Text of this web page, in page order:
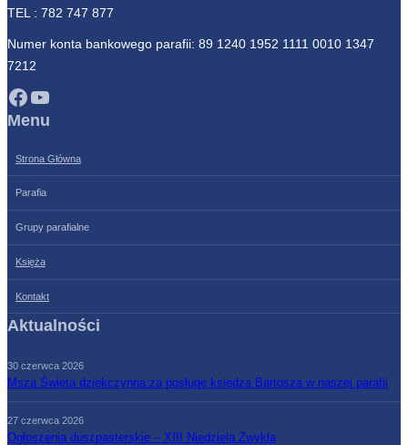
TEL : 782 747 877
Numer konta bankowego parafii: 89 1240 1952 1111 0010 1347
7212
Facebook YouTube
Menu
Strona Główna
Parafia
Grupy parafialne
Księża
Kontakt
Aktualności
30 czerwca 2026
Msza Święta dziękczynna za posługę księdza Bartosza w naszej parafii
27 czerwca 2026
Ogłoszenia duszpasterskie – XIII Niedziela Zwykła